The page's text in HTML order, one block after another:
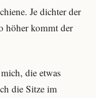
Je dichter der
höher kommt der
die etwas
die Sitze im